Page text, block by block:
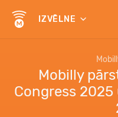
IZVĒLNE
Mobilly
Congress 2025